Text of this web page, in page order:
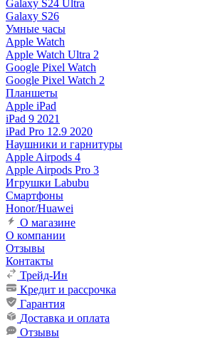
Galaxy S24 Ultra
Galaxy S26
Умные часы
Apple Watch
Apple Watch Ultra 2
Google Pixel Watch
Google Pixel Watch 2
Планшеты
Apple iPad
iPad 9 2021
iPad Pro 12.9 2020
Наушники и гарнитуры
Apple Airpods 4
Apple Airpods Pro 3
Игрушки Labubu
Смартфоны
Honor/Huawei
О магазине
О компании
Отзывы
Контакты
Трейд-Ин
Кредит и рассрочка
Гарантия
Доставка и оплата
Отзывы